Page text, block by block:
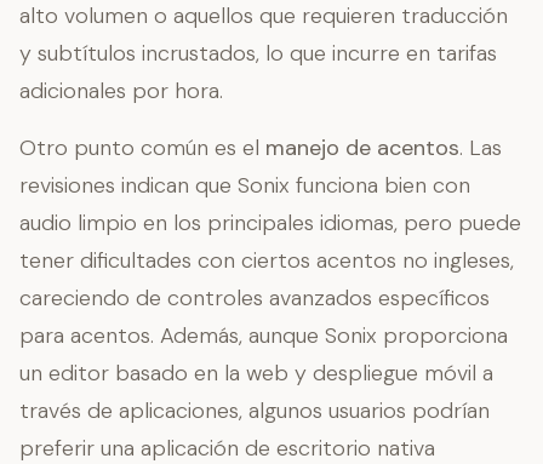
alto volumen o aquellos que requieren traducción
y subtítulos incrustados, lo que incurre en tarifas
adicionales por hora.
Otro punto común es el manejo de acentos. Las
revisiones indican que Sonix funciona bien con
audio limpio en los principales idiomas, pero puede
tener dificultades con ciertos acentos no ingleses,
careciendo de controles avanzados específicos
para acentos. Además, aunque Sonix proporciona
un editor basado en la web y despliegue móvil a
través de aplicaciones, algunos usuarios podrían
preferir una aplicación de escritorio nativa